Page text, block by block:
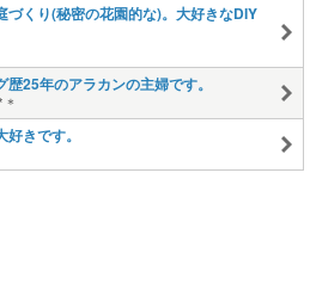
くり(秘密の花園的な)。大好きなDIY
25年のアラカンの主婦です。
きです。